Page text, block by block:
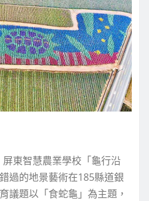
屏東智慧農業學校「龜行沿
過的地景藝術在185縣道銀
議題以「食蛇龜」為主題，